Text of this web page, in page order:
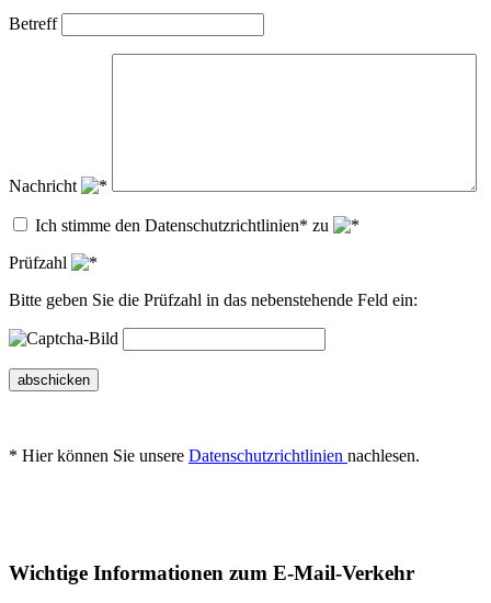
Betreff
Nachricht
Ich stimme den Datenschutzrichtlinien* zu
Prüfzahl
Bitte geben Sie die Prüfzahl in das nebenstehende Feld ein:
abschicken
* Hier können Sie unsere Datenschutzrichtlinien nachlesen.
Wichtige Informationen zum E-Mail-Verkehr